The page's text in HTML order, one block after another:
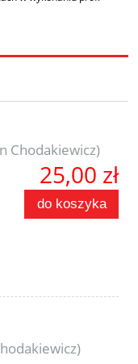
Chodakiewicz)
25,00 zł
do koszyka